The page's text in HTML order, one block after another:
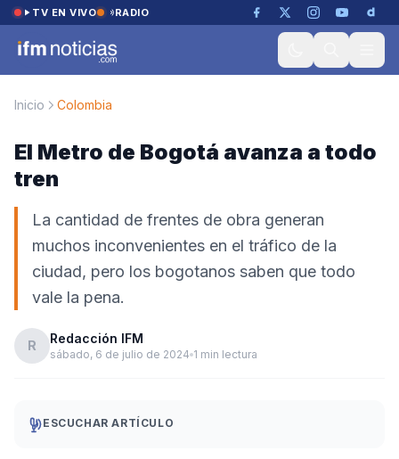
Saltar al contenido
TV EN VIVO RADIO
Inicio Colombia
El Metro de Bogotá avanza a todo
tren
La cantidad de frentes de obra generan
muchos inconvenientes en el tráfico de la
ciudad, pero los bogotanos saben que todo
vale la pena.
R Redacción IFM
sábado, 6 de julio de 2024 1 min lectura
ESCUCHAR ARTÍCULO